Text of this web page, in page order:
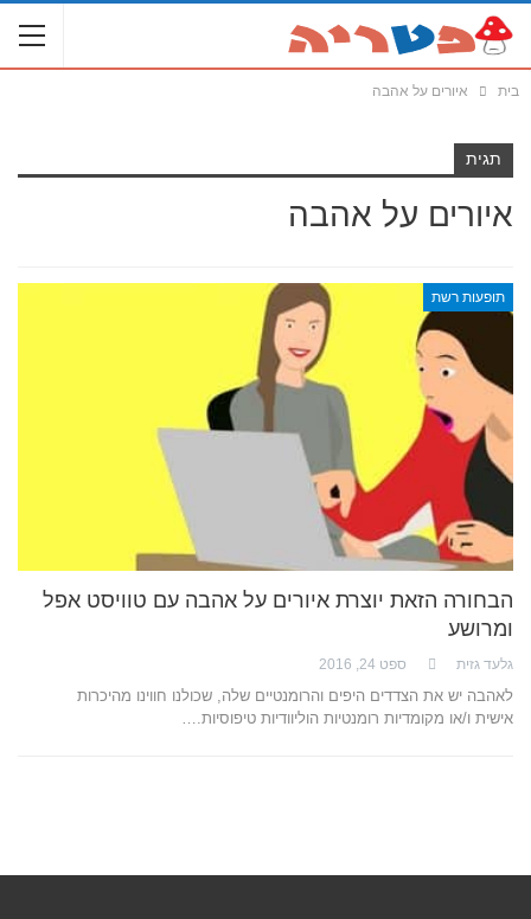
בית איורים על אהבה
תגית
איורים על אהבה
תופעות רשת
הבחורה הזאת יוצרת איורים על אהבה עם טוויסט אפל
ומרושע
גלעד גזית ספט 24, 2016
לאהבה יש את הצדדים היפים והרומנטיים שלה, שכולנו חווינו מהיכרות
אישית ו/או מקומדיות רומנטיות הוליוודיות טיפוסיות.…